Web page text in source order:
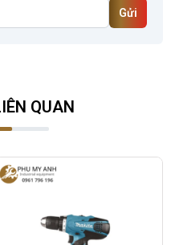
Gửi
QUAN